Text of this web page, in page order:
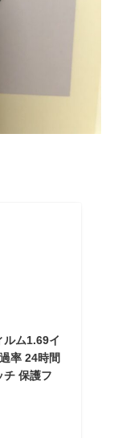
ルム1.69イ
率 24時間
チ 保護フ